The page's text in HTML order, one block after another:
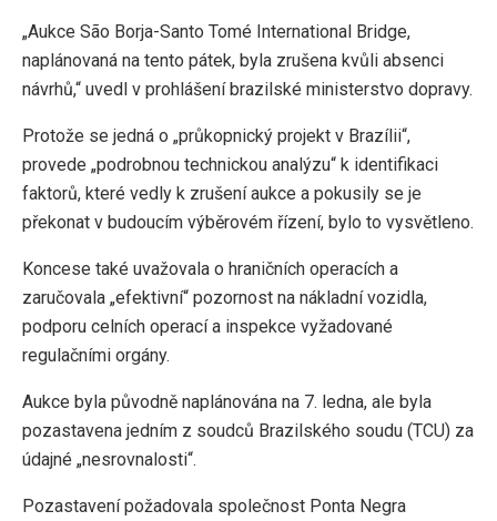
„Aukce São Borja-Santo Tomé International Bridge,
naplánovaná na tento pátek, byla zrušena kvůli absenci
návrhů,“ uvedl v prohlášení brazilské ministerstvo dopravy.
Protože se jedná o „průkopnický projekt v Brazílii“,
provede „podrobnou technickou analýzu“ k identifikaci
faktorů, které vedly k zrušení aukce a pokusily se je
překonat v budoucím výběrovém řízení, bylo to vysvětleno.
Koncese také uvažovala o hraničních operacích a
zaručovala „efektivní“ pozornost na nákladní vozidla,
podporu celních operací a inspekce vyžadované
regulačními orgány.
Aukce byla původně naplánována na 7. ledna, ale byla
pozastavena jedním z soudců Brazilského soudu (TCU) za
údajné „nesrovnalosti“.
Pozastavení požadovala společnost Ponta Negra